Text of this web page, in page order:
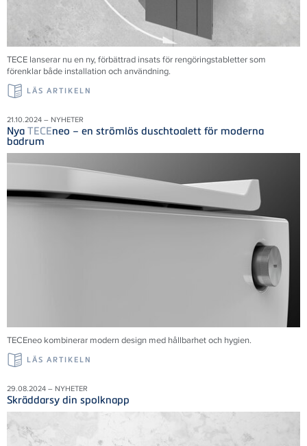
TECE lanserar nu en ny, förbättrad insats för rengöringstabletter som
förenklar både installation och användning.
LÄS ARTIKELN
21.10.2024 – NYHETER
Nya TECEneo – en strömlös duschtoalett för moderna
badrum
TECEneo kombinerar modern design med hållbarhet och hygien.
LÄS ARTIKELN
29.08.2024 – NYHETER
Skräddarsy din spolknapp